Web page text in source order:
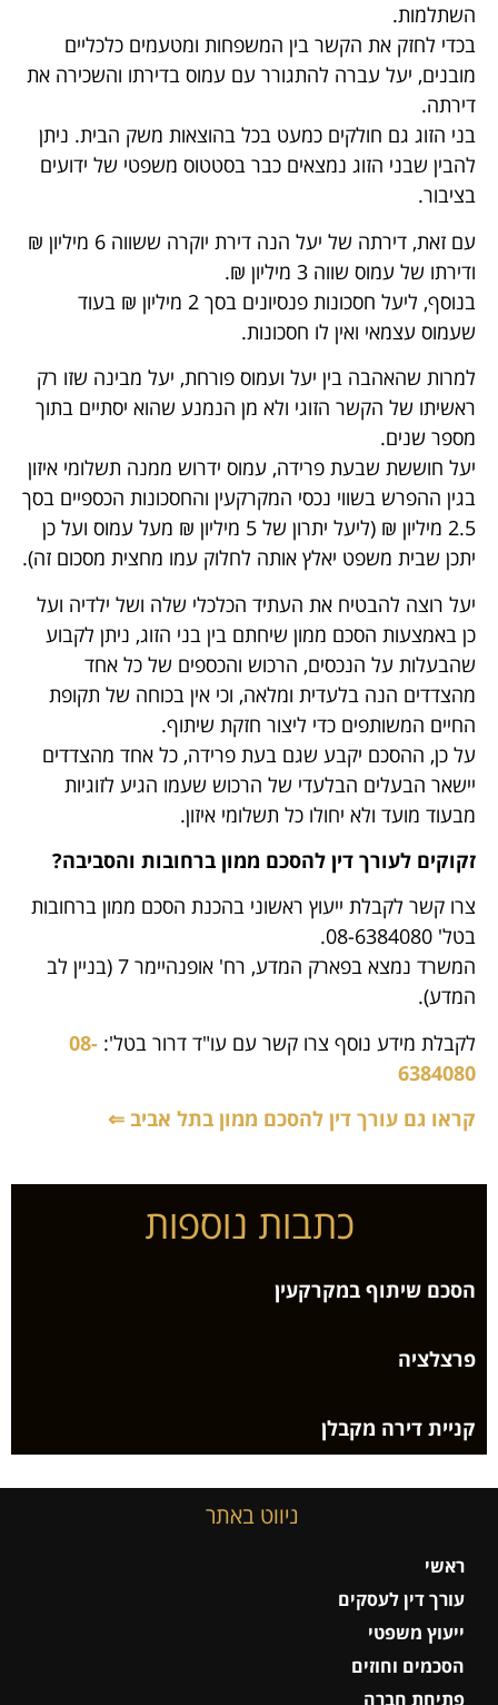
השתלמות.
בכדי לחזק את הקשר בין המשפחות ומטעמים כלכליים
מובנים, יעל עברה להתגורר עם עמוס בדירתו והשכירה את
דירתה.
בני הזוג גם חולקים כמעט בכל בהוצאות משק הבית. ניתן
להבין שבני הזוג נמצאים כבר בסטטוס משפטי של ידועים
בציבור.
עם זאת, דירתה של יעל הנה דירת יוקרה ששווה 6 מיליון ₪
ודירתו של עמוס שווה 3 מיליון ₪.
בנוסף, ליעל חסכונות פנסיונים בסך 2 מיליון ₪ בעוד
שעמוס עצמאי ואין לו חסכונות.
למרות שהאהבה בין יעל ועמוס פורחת, יעל מבינה שזו רק
ראשיתו של הקשר הזוגי ולא מן הנמנע שהוא יסתיים בתוך
מספר שנים.
יעל חוששת שבעת פרידה, עמוס ידרוש ממנה תשלומי איזון
בגין ההפרש בשווי נכסי המקרקעין והחסכונות הכספיים בסך
2.5 מיליון ₪ (ליעל יתרון של 5 מיליון ₪ מעל עמוס ועל כן
יתכן שבית משפט יאלץ אותה לחלוק עמו מחצית מסכום זה).
יעל רוצה להבטיח את העתיד הכלכלי שלה ושל ילדיה ועל
כן באמצעות הסכם ממון שיחתם בין בני הזוג, ניתן לקבוע
שהבעלות על הנכסים, הרכוש והכספים של כל אחד
מהצדדים הנה בלעדית ומלאה, וכי אין בכוחה של תקופת
החיים המשותפים כדי ליצור חזקת שיתוף.
על כן, ההסכם יקבע שגם בעת פרידה, כל אחד מהצדדים
יישאר הבעלים הבלעדי של הרכוש שעמו הגיע לזוגיות
מבעוד מועד ולא יחולו כל תשלומי איזון.
זקוקים לעורך דין להסכם ממון ברחובות והסביבה?
צרו קשר לקבלת ייעוץ ראשוני בהכנת הסכם ממון ברחובות
בטל' 08-6384080.
המשרד נמצא בפארק המדע, רח' אופנהיימר 7 (בניין לב
המדע).
לקבלת מידע נוסף צרו קשר עם עו"ד דרור בטל': 08-
6384080
קראו גם עורך דין להסכם ממון בתל אביב ⇐
כתבות נוספות
הסכם שיתוף במקרקעין
פרצלציה
קניית דירה מקבלן
ניווט באתר
ראשי
עורך דין לעסקים
ייעוץ משפטי
הסכמים וחוזים
פתיחת חברה